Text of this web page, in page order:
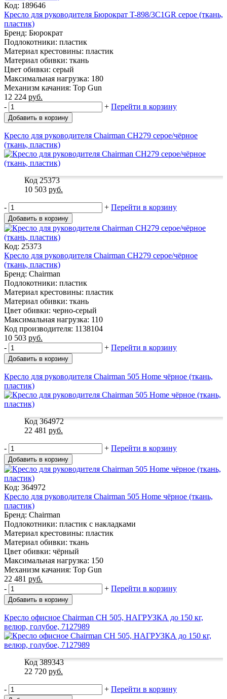
Код: 189646
Кресло для руководителя Бюрократ T-898/3C1GR серое (ткань,
пластик)
Бренд: Бюрократ
Подлокотники: пластик
Материал крестовины: пластик
Материал обивки: ткань
Цвет обивки: серый
Максимальная нагрузка: 180
Механизм качания: Top Gun
12 224 руб.
-
+ Перейти в корзину
Добавить в корзину
Кресло для руководителя Chairman CH279 серое/чёрное
(ткань, пластик)
Код 25373
10 503 руб.
- + Перейти в корзину
Добавить в корзину
Код: 25373
Кресло для руководителя Chairman CH279 серое/чёрное
(ткань, пластик)
Бренд: Chairman
Подлокотники: пластик
Материал крестовины: пластик
Материал обивки: ткань
Цвет обивки: черно-серый
Максимальная нагрузка: 110
Код производителя: 1138104
10 503 руб.
-
+ Перейти в корзину
Добавить в корзину
Кресло для руководителя Chairman 505 Home чёрное (ткань,
пластик)
Код 364972
22 481 руб.
- + Перейти в корзину
Добавить в корзину
Код: 364972
Кресло для руководителя Chairman 505 Home чёрное (ткань,
пластик)
Бренд: Chairman
Подлокотники: пластик с накладками
Материал крестовины: пластик
Материал обивки: ткань
Цвет обивки: чёрный
Максимальная нагрузка: 150
Механизм качания: Top Gun
22 481 руб.
-
+ Перейти в корзину
Добавить в корзину
Кресло офисное Chairman СН 505, НАГРУЗКА до 150 кг,
велюр, голубое, 7127989
Код 389343
22 720 руб.
- + Перейти в корзину